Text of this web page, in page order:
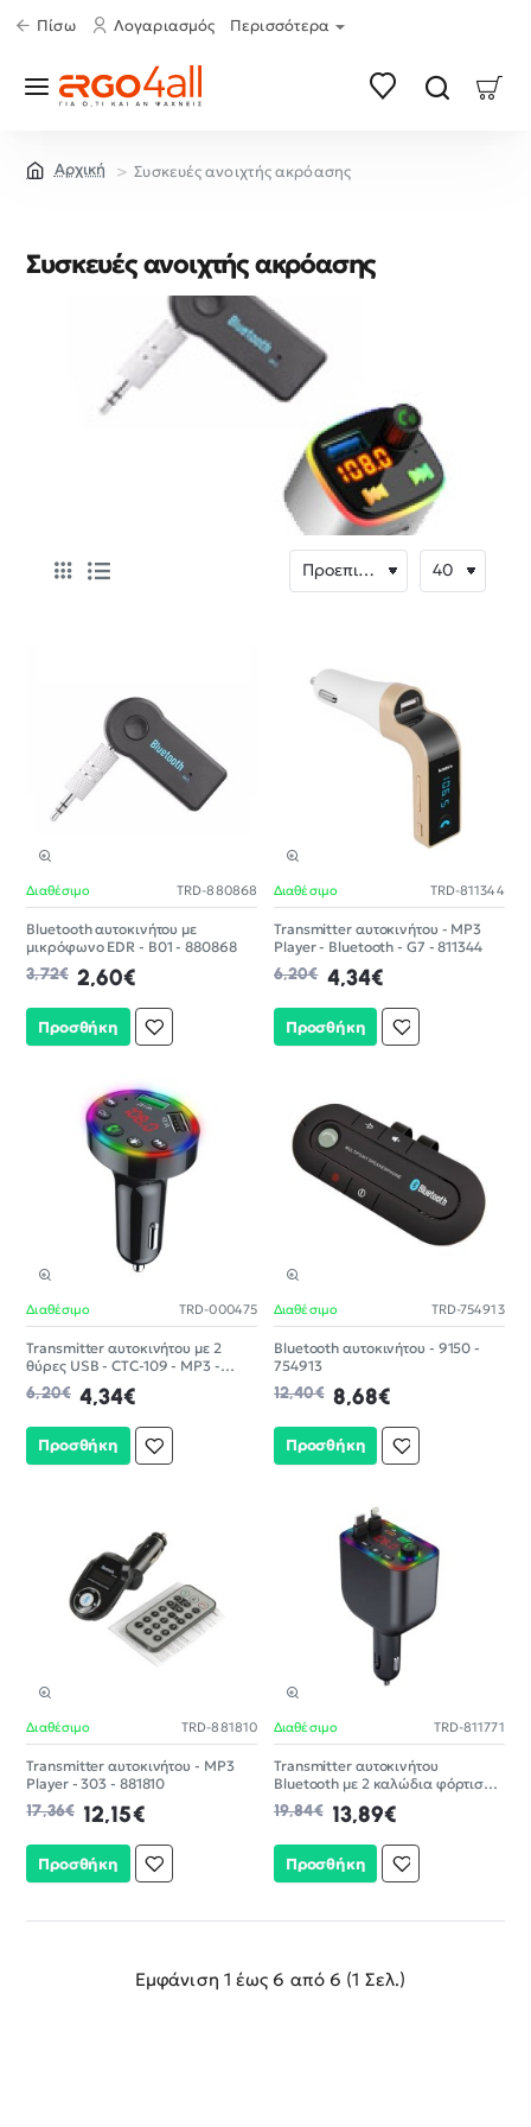
Πίσω Λογαριασμός Περισσότερα
Συσκευές ανοιχτής ακρόασης
Συσκευές ανοιχτής ακρόασης
-30%
Διαθέσιμο TRD-880868
Bluetooth αυτοκινήτου με
μικρόφωνο EDR - B01 - 880868
2,60€
3,72€
Προσθήκη
-30%
Διαθέσιμο TRD-811344
Transmitter αυτοκινήτου - MP3
Player - Bluetooth - G7 - 811344
4,34€
6,20€
Προσθήκη
-30%
Διαθέσιμο TRD-000475
Transmitter αυτοκινήτου με 2
θύρες USB - CTC-109 - MP3 -
000475 4,34€
6,20€
Προσθήκη
-30%
Διαθέσιμο TRD-754913
Bluetooth αυτοκινήτου - 9150 -
754913
8,68€
12,40€
Προσθήκη
-30%
Διαθέσιμο TRD-881810
Transmitter αυτοκινήτου - MP3
Player - 303 - 881810
12,15€
17,36€
Προσθήκη
-30%
Διαθέσιμο TRD-811771
Transmitter αυτοκινήτου
Bluetooth με 2 καλώδια φόρτισης
- Y4 - 81177113,89€
19,84€
Προσθήκη
Εμφάνιση 1 έως 6 από 6 (1 Σελ.)